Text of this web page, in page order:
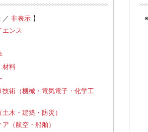
／ 非表示 】
エンス
材料
技術（機械・電気電子・化学工
木・建築・防災）
（航空・船舶）